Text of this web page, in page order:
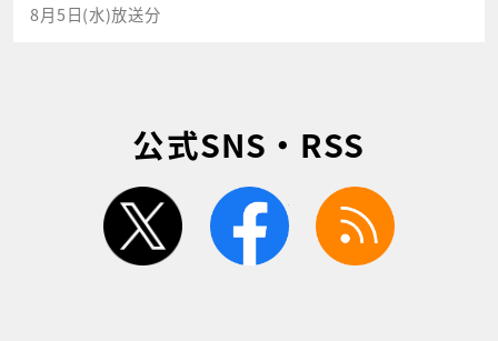
8月5日(水)放送分
公式SNS・RSS
twitter facebook